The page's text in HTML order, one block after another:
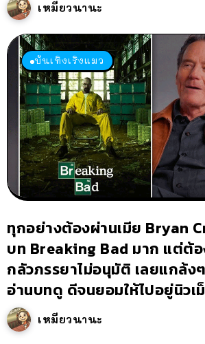
เหมียวนานะ
บันเทิงเริงแมว
ทุกอย่างต้องผ่านเมีย Bryan
บท Breaking Bad มาก แต่ต้
กลัวภรรยาไม่อนุมัติ เลยแกล้ง
อ่านบทดู ดีจนยอมให้ไปอยู่นิวเ
เหมียวนานะ